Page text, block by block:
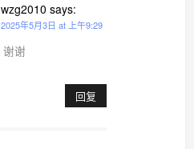
wzg2010 says:
2025年5月3日 at 上午9:29
谢谢
回复